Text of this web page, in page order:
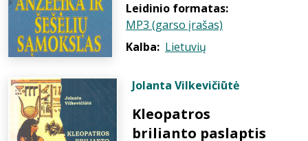
Leidinio formatas:
MP3 (garso įrašas)
Kalba: Lietuvių
Jolanta Vilkevičiūtė
Kleopatros
brilianto paslaptis